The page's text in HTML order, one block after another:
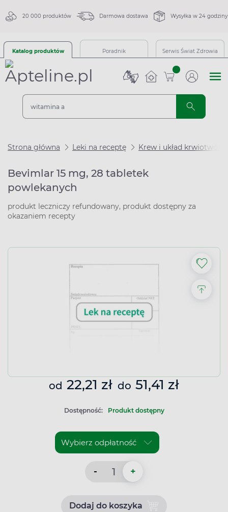
20 000 produktów Darmowa dostawa Wysyłka w 24 godziny
Katalog produktów Poradnik Serwis Świat Zdrowia
sztuk
Strona główna Leki na receptę Krew i układ
Bevimlar 15 mg, 28 tabletek
powlekanych
produkt leczniczy refundowany, produkt dostępny za
okazaniem recepty
od 22,21 zł do 51,41 zł
Dostępność: Produkt dostępny
- +
Dodaj do koszyka